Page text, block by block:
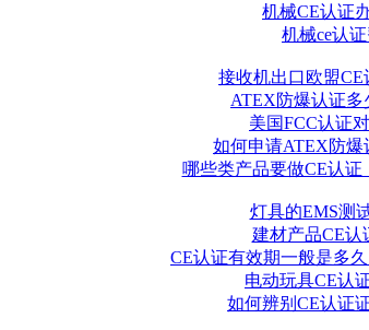
机械CE认证
机械ce认
接收机出口欧盟
ATEX防爆认证
美国FCC认证
如何申请ATEX防
哪些类产品要做CE认
灯具的EMS测
建材产品CE认
CE认证有效期一般是多
电动玩具CE认
如何辨别CE认证